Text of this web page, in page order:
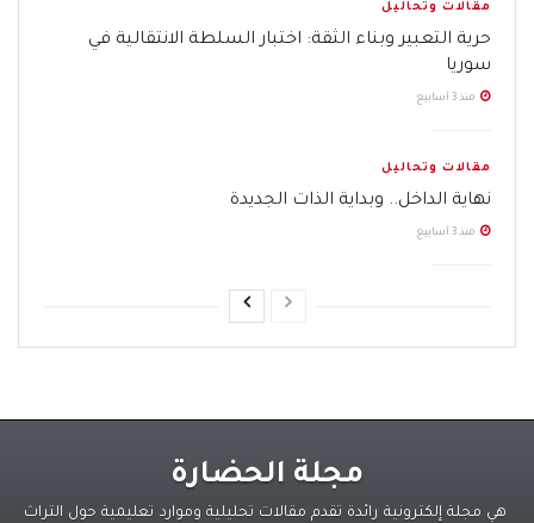
مقالات وتحاليل
حرية التعبير وبناء الثقة: اختبار السلطة الانتقالية في
سوريا
منذ 3 أسابيع
مقالات وتحاليل
نهاية الداخل.. وبداية الذات الجديدة
منذ 3 أسابيع
مجلة الحضارة
هي مجلة إلكترونية رائدة تقدم مقالات تحليلية وموارد تعليمية حول التراث